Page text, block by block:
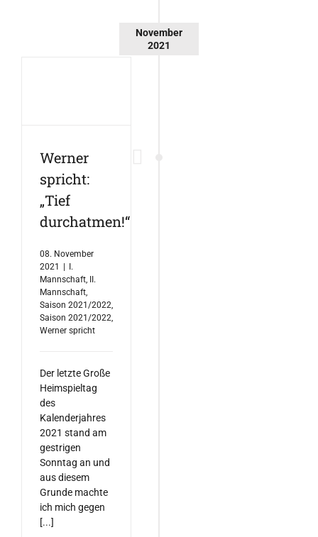
November
2021
Werner
spricht:
„Tief
durchatmen!“
08. November
2021
I.
Mannschaft,
II.
Mannschaft,
Saison 2021/2022,
Saison 2021/2022,
Werner spricht
Der letzte Große
Heimspieltag
des
Kalenderjahres
2021 stand am
gestrigen
Sonntag an und
aus diesem
Grunde machte
ich mich gegen
[...]